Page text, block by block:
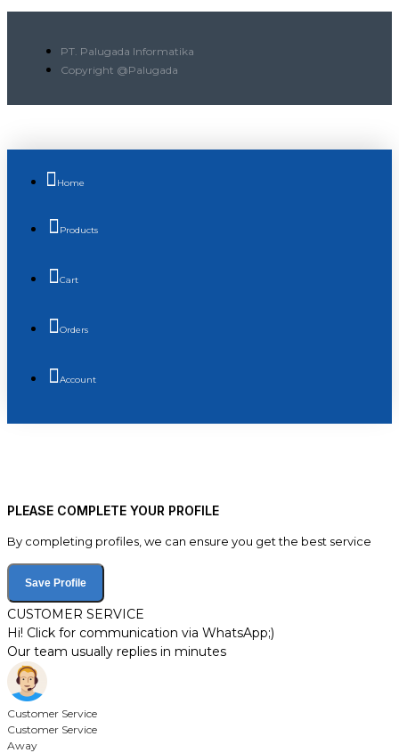
PT. Palugada Informatika
Copyright @Palugada
Home
Products
Cart
Orders
Account
PLEASE COMPLETE YOUR PROFILE
By completing profiles, we can ensure you get the best service
Save Profile
CUSTOMER SERVICE
Hi! Click for communication via WhatsApp;)
Our team usually replies in minutes
Customer Service
Customer Service
Away